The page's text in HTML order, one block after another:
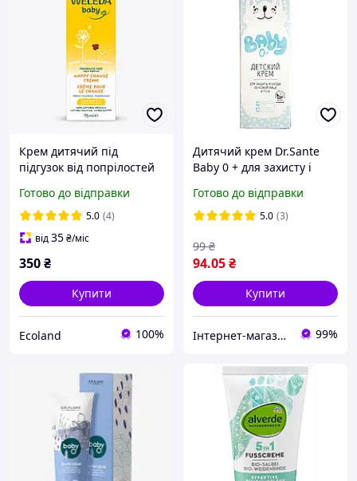
Крем дитячий під
підгузок від попрілостей
Календула без аромату,
75 мл
Готово до відправки
5.0 (4)
від35₴/міс
350₴
Купити
Ecoland 100%
Дитячий крем Dr.Sante
Baby 0 + для захисту і
обличчя і тіла - 75 мл.
Готово до відправки
5.0 (3)
94.05₴
99 ₴
Купити
Інтернет-магазин "Бонбонка" 99%